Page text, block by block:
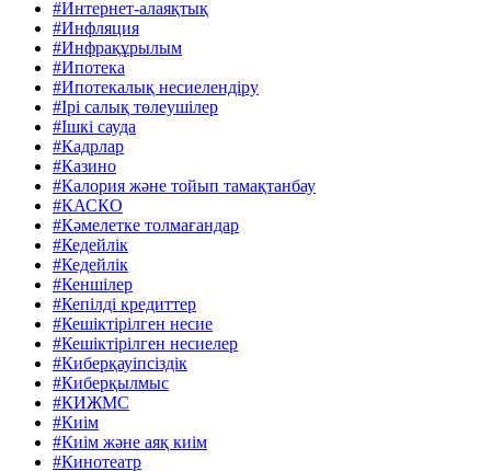
#Интернет-алаяқтық
#Инфляция
#Инфрақұрылым
#Ипотека
#Ипотекалық несиелендіру
#Ірі салық төлеушілер
#Ішкі сауда
#Кадрлар
#Казино
#Калория және тойып тамақтанбау
#КАСКО
#Кәмелетке толмағандар
#Кедейлік
#Кедейлік
#Кеншілер
#Кепілді кредиттер
#Кешіктірілген несие
#Кешіктірілген несиелер
#Киберқауіпсіздік
#Киберқылмыс
#КИЖМС
#Киім
#Киім және аяқ киім
#Кинотеатр